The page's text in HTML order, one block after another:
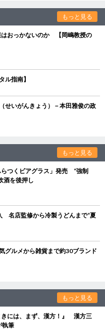
もっと見る
はおっかないのか 【岡嶋教授の
指南】
せいがんきょう）－本田雅俊の政
もっと見る
つくビアグラス」発売 “強制
酒を後押し
名店監修から冷製うどんまで“夏
ルメから雑貨まで約30ブランド
もっと見る
きには、まず、漢方！』 漢方三
執筆